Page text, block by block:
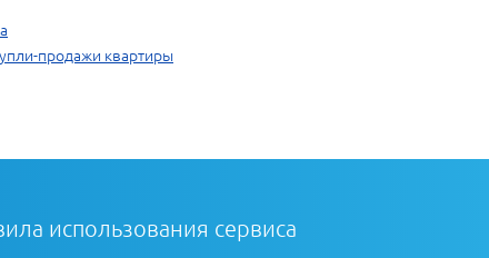
продажи квартиры
использования сервиса